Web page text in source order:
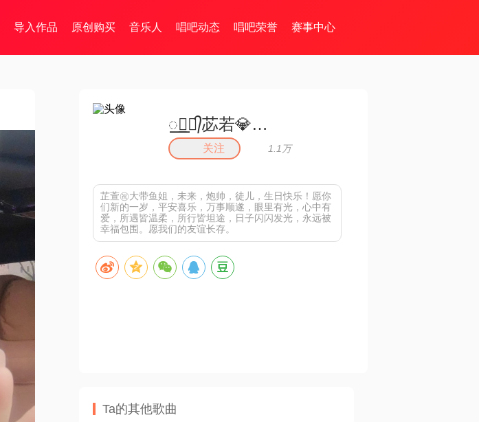
导入作品 原创购买 音乐人 唱吧动态 唱吧荣誉 赛事中心
꯭☪꯭᭄苾若💎芷萱ꦿ້໊★·°
关注 1.1万
芷萱㊗️大带鱼姐，未来，炮帅，徒儿，生日快乐！愿你
们新的一岁，平安喜乐，万事顺遂，眼里有光，心中有
爱，所遇皆温柔，所行皆坦途，日子闪闪发光，永远被
幸福包围。愿我们的友谊长存。
Ta的其他歌曲